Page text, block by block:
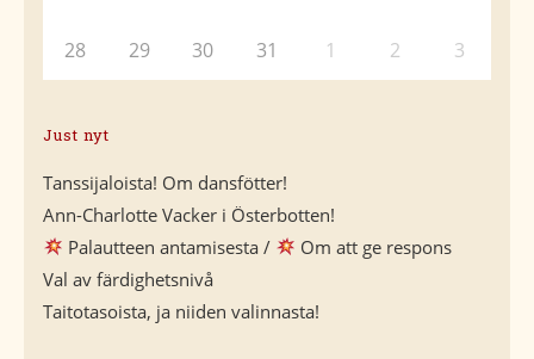
28 29 30 31 1 2 3
Just nyt
Tanssijaloista! Om dansfötter!
Ann-Charlotte Vacker i Österbotten!
Palautteen antamisesta /
Om att ge respons
Val av färdighetsnivå
Taitotasoista, ja niiden valinnasta!